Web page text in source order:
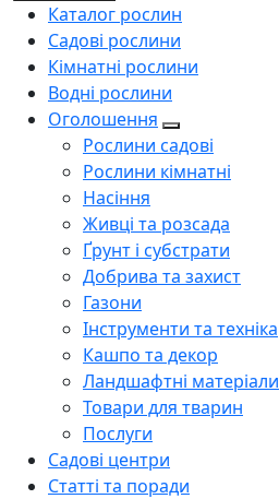
Каталог рослин
Садові рослини
Кімнатні рослини
Водні рослини
Оголошення
Рослини садові
Рослини кімнатні
Насіння
Живці та розсада
Ґрунт і субстрати
Добрива та захист
Газони
Інструменти та техніка
Кашпо та декор
Ландшафтні матеріали
Товари для тварин
Послуги
Садові центри
Статті та поради